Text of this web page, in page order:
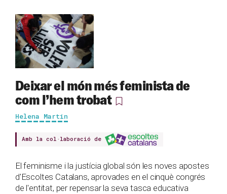
Deixar el món més feminista de
com l’hem trobat
Helena Martin
Amb la col·laboració de
El feminisme i la justícia global són les noves apostes
d'Escoltes Catalans, aprovades en el cinquè congrés
de l'entitat, per repensar la seva tasca educativa